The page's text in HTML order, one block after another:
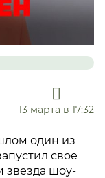
13 марта в 17:32
один из
свое
звезда шоу-